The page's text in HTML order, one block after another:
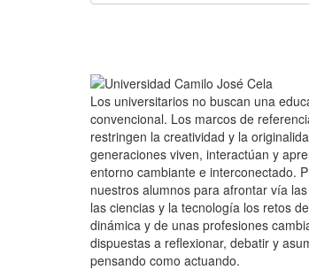
Los universitarios no buscan una
convencional. Los marcos de
restringen la creatividad y la
generaciones viven, interactúan y
entorno cambiante e interconectado.
nuestros alumnos para afrontar vía
las ciencias y la tecnología los retos
dinámica y de unas profesiones
dispuestas a reflexionar, debatir y
pensando como actuando.